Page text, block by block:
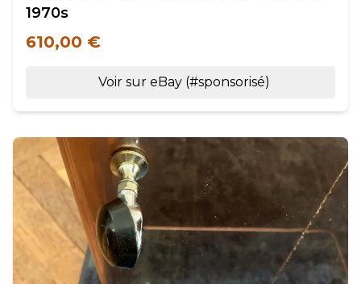
1970s
610,00 €
Voir sur eBay (#sponsorisé)